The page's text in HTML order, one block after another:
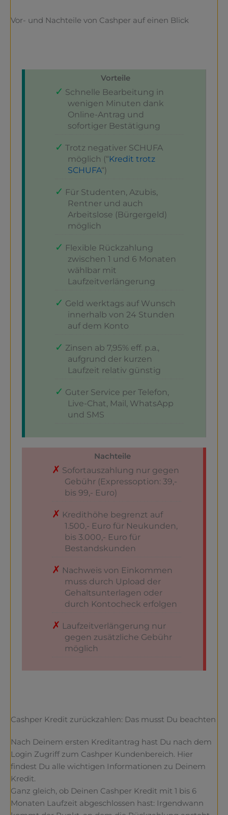
Vor- und Nachteile von Cashper auf einen Blick
Vorteile
Schnelle Bearbeitung in
wenigen Minuten dank
Online-Antrag und
sofortiger Bestätigung
Trotz negativer SCHUFA
möglich (“Kredit trotz
SCHUFA“)
Für Studenten, Azubis,
Rentner und auch
Arbeitslose (Bürgergeld)
möglich
Flexible Rückzahlung
zwischen 1 und 6 Monaten
wählbar mit
Laufzeitverlängerung
Geld werktags auf Wunsch
innerhalb von 24 Stunden
auf dem Konto
Zinsen ab 7,95% eff. p.a.,
aufgrund der kurzen
Laufzeit relativ günstig
Guter Service per Telefon,
Live-Chat, Mail, WhatsApp
und SMS
Nachteile
Sofortauszahlung nur gegen
Gebühr (Expressoption: 39,-
bis 99,- Euro)
Kredithöhe begrenzt auf
1.500,- Euro für Neukunden,
bis 3.000,- Euro für
Bestandskunden
Nachweis von Einkommen
muss durch Upload der
Gehaltsunterlagen oder
durch Kontocheck erfolgen
Laufzeitverlängerung nur
gegen zusätzliche Gebühr
möglich
Cashper Kredit zurückzahlen: Das musst Du beachten
Nach Deinem ersten Kreditantrag hast Du nach dem
Login Zugriff zum Cashper Kundenbereich. Hier
findest Du alle wichtigen Informationen zu Deinem
Kredit.
Ganz gleich, ob Deinen Cashper Kredit mit 1 bis 6
Monaten Laufzeit abgeschlossen hast: Irgendwann